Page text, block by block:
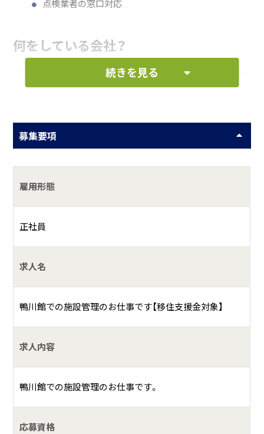
点検業者の窓口対応
何をしている会社？
宿泊業をメインに、レストラン・売店・婚礼・宴会・不動産業な
どを営んでおります。
具体的には？
「鴨川館」は、観光経済新聞社より千葉県で唯一の「５つ星の
供しております。半島ならでは、のんびりとした風土は従業
員の心にも反映されており、老舗旅館ならではの「おもてな
し」の心を接客の際に活かしております。ホテルとは違った
続きを見る
募集要項
雇用形態
正社員
求人名
鴨川館での施設管理のお仕事です【移住支援金対象】
求人内容
鴨川館での施設管理のお仕事です。
応募資格